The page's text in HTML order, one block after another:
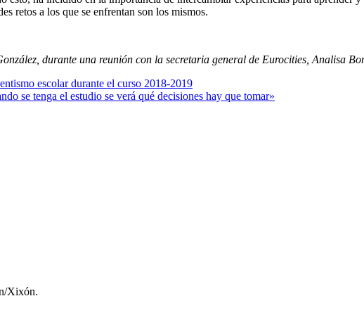
retos a los que se enfrentan son los mismos.
durante una reunión con la secretaria general de Eurocities, Analisa
escolar durante el curso 2018-2019
se tenga el estudio se verá qué decisiones hay que tomar»
Xixón.